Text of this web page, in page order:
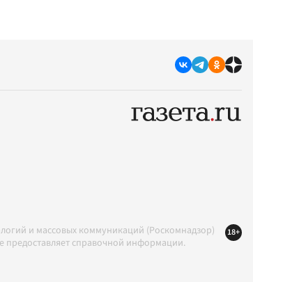
и массовых коммуникаций (Роскомнадзор)
предоставляет справочной информации.
18+